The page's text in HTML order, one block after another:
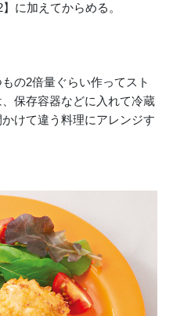
に加えてからめる。
の2倍量ぐらい作ってスト
保存容器などに入れて冷蔵
けて違う料理にアレンジす